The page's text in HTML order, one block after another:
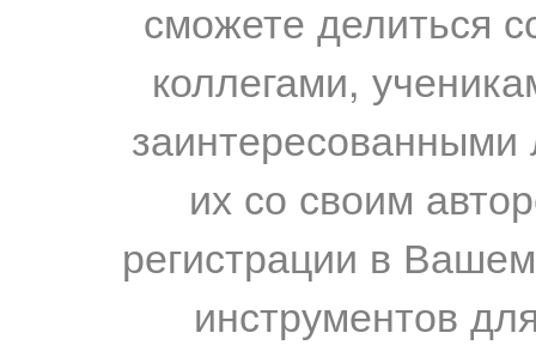
сможете делиться
коллегами,
их со своим
регистрации в
инструментов